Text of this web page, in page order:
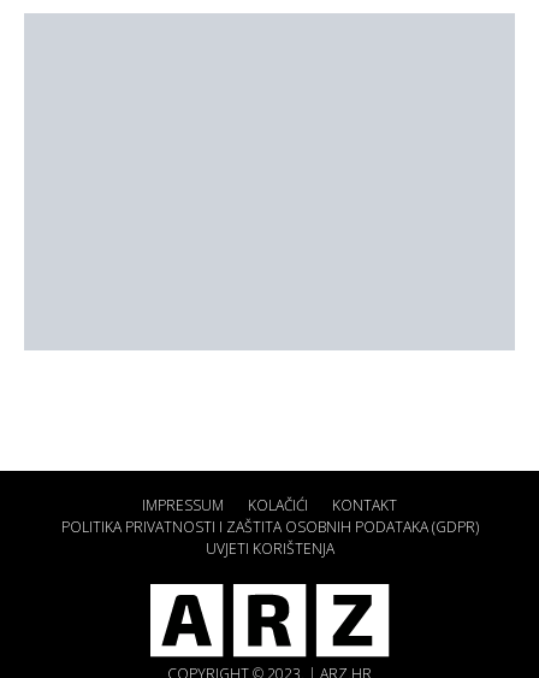
IMPRESSUM KOLAČIĆI
KONTAKT
POLITIKA PRIVATNOSTI I ZAŠTITA OSOBNIH PODATAKA (GDPR)
UVJETI KORIŠTENJA